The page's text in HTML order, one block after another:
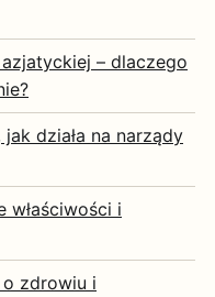
– dlaczego
działa na narządy
właściwości i
zdrowiu i